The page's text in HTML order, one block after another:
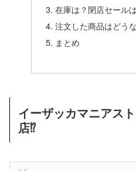
在庫は？閉店セール
注文した商品はどう
まとめ
イーザッカマニアス
店⁉